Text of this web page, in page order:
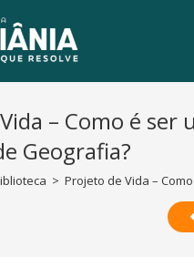
– Como é ser
Geografia?
> Projeto de Vida –